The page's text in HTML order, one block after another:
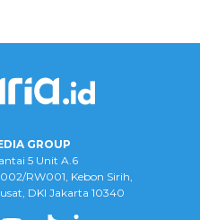
GROUP
5 Unit A.6
RW001, Kebon Sirih,
DKI Jakarta 10340